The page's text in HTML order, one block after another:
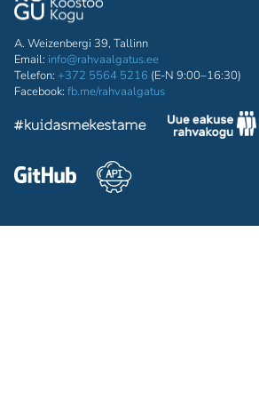
A. Weizenbergi 39, Tallinn
Email: info@rahvaalgatus.ee
Telefon: +372 5564 5216 (E-N 9:00–16:30)
Facebook: fb.me/rahvaalgatus